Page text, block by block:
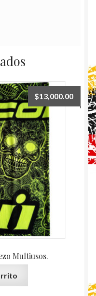
Multiusos.
$13,000.00